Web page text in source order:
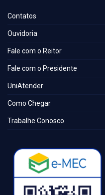
Contatos
Ouvidoria
Fale com o Reitor
Fale com o Presidente
UniAtender
Como Chegar
Trabalhe Conosco